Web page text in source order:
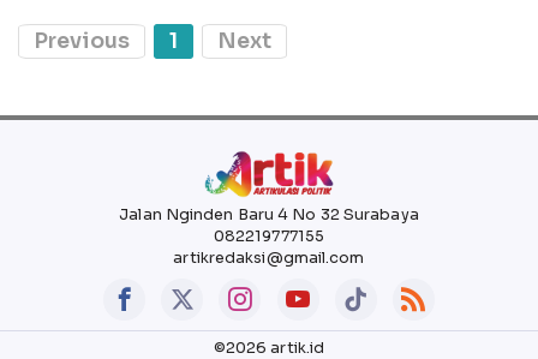
Previous 1 Next
Jalan Nginden Baru 4 No 32 Surabaya
082219777155
artikredaksi@gmail.com
©2026 artik.id